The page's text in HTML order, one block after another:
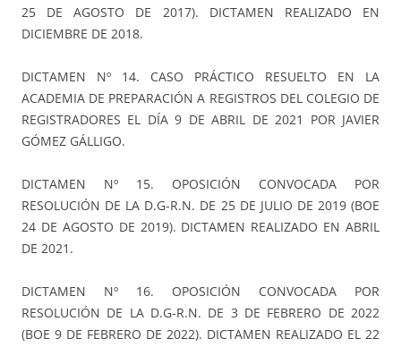
25 DE AGOSTO DE 2017). DICTAMEN REALIZADO EN
DICIEMBRE DE 2018.
DICTAMEN Nº 14. CASO PRÁCTICO RESUELTO EN LA
ACADEMIA DE PREPARACIÓN A REGISTROS DEL COLEGIO DE
REGISTRADORES EL DÍA 9 DE ABRIL DE 2021 POR JAVIER
GÓMEZ GÁLLIGO.
DICTAMEN Nº 15. OPOSICIÓN CONVOCADA POR
RESOLUCIÓN DE LA D.G-R.N. DE 25 DE JULIO DE 2019 (BOE
24 DE AGOSTO DE 2019). DICTAMEN REALIZADO EN ABRIL
DE 2021.
DICTAMEN Nº 16. OPOSICIÓN CONVOCADA POR
RESOLUCIÓN DE LA D.G-R.N. DE 3 DE FEBRERO DE 2022
(BOE 9 DE FEBRERO DE 2022). DICTAMEN REALIZADO EL 22